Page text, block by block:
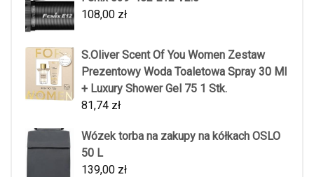
108,00 zł
S.Oliver Scent Of You Women Zestaw
Prezentowy Woda Toaletowa Spray 30 Ml
+ Luxury Shower Gel 75 1 Stk.
81,74 zł
Wózek torba na zakupy na kółkach OSLO
50 L
139,00 zł